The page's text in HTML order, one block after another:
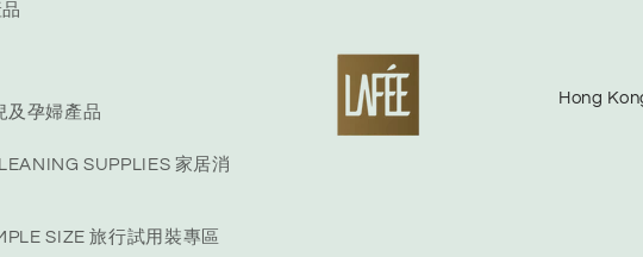
及孕婦產品
SUPPLIES 家居消
SIZE 旅行試用裝專區
C